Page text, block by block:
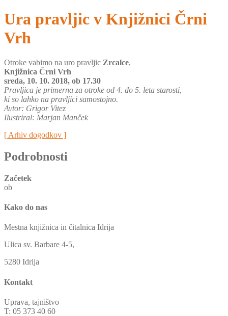
Ura pravljic v Knjižnici Črni
Vrh
Otroke vabimo na uro pravljic Zrcalce,
Knjižnica Črni Vrh
sreda, 10. 10. 2018, ob 17.30
Pravljica je primerna za otroke od 4. do 5. leta starosti,
ki so lahko na pravljici samostojno.
Avtor: Grigor Vitez
Ilustriral: Marjan Manček
[ Arhiv dogodkov ]
Podrobnosti
Začetek
ob
Kako do nas
Mestna knjižnica in čitalnica Idrija
Ulica sv. Barbare 4-5,
5280 Idrija
Kontakt
Uprava, tajništvo
T: 05 373 40 60